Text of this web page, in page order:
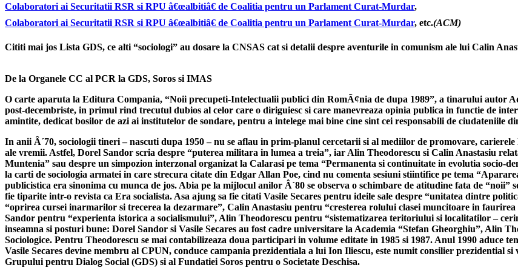
Colaboratori ai Securitatii RSR si RPU â€œalbitiâ€ de Coalitia pentru un Parlament Curat-Murdar,
Colaboratori ai Securitatii RSR si RPU â€œalbitiâ€ de Coalitia pentru un Parlament Curat-Murdar, etc.(ACM)
Cititi mai jos Lista GDS, ce alti “sociologi” au dosare la CNSAS cat si detalii despre aventurile in comunism ale lui Calin
De la Organele CC al PCR la GDS, Soros si IMAS
O carte aparuta la Editura Compania, “Noii precupeti-Intelectualii publici din RomÃ¢nia de dupa 1989”, a tinarului autor
post-decembriste, in primul rind trecutul dubios al celor care o diriguiesc si care manevreaza opinia publica in functie de
amintite, dedicat bosilor de azi ai institutelor de sondare, pentru a intelege mai bine cine sint cei responsabili de ciudateniile
In anii Â´70, sociologii tineri – nascuti dupa 1950 – nu se aflau in prim-planul cercetarii si al mediilor de promovare,
ale vremii. Astfel, Dorel Sandor scria despre “puterea militara in lumea a treia”, iar Alin Theodorescu si Calin Anastasiu
Muntenia” sau despre un simpozion interzonal organizat la Calarasi pe tema “Permanenta si continuitate in evolutia socio-
la carti de sociologia armatei in care strecura citate din Edgar Allan Poe, cind nu comenta sesiuni stiintifice pe tema
publicistica era sinonima cu munca de jos. Abia pe la mijlocul anilor Â´80 se observa o schimbare de atitudine fata de “noii”
fie tiparite intr-o revista ca Era socialista. Asa ajung sa fie citati Vasile Secares pentru ideile sale despre “unitatea dintre
“oprirea cursei inarmarilor si trecerea la dezarmare”, Calin Anastasiu pentru “cresterea rolului clasei muncitoare in
Sandor pentru “experienta istorica a socialismului”, Alin Theodorescu pentru “sistematizarea teritoriului si localitatilor –
inseamna si posturi bune: Dorel Sandor si Vasile Secares au fost cadre universitare la Academia “Stefan Gheorghiu”, Alin
Sociologice. Pentru Theodorescu se mai contabilizeaza doua participari in volume editate in 1985 si 1987. Anul 1990 aduce
Vasile Secares devine membru al CPUN, conduce campania prezidentiala a lui Ion Iliescu, este numit consilier prezidential
Grupului pentru Dialog Social (GDS) si al Fundatiei Soros pentru o Societate Deschisa.